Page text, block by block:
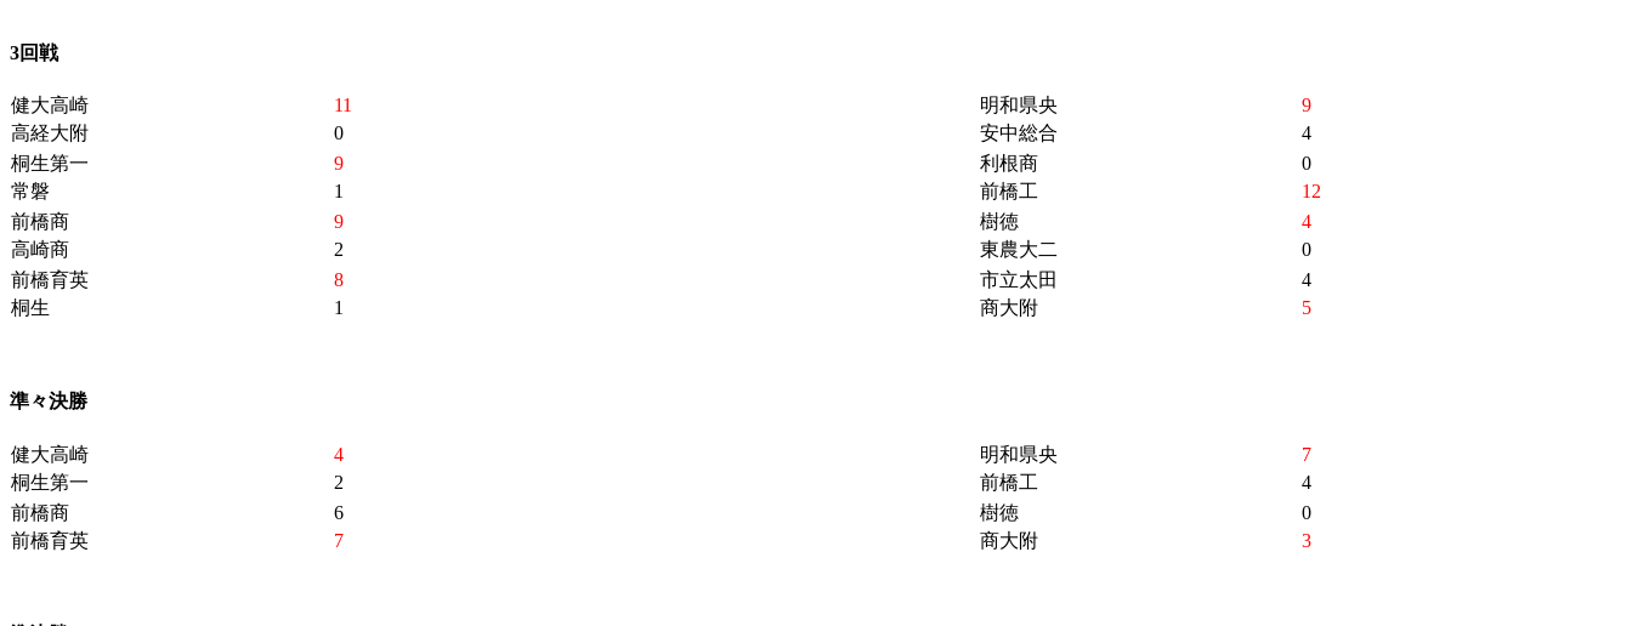
3回戦
健大高崎 11 明和県央
9
高経大附
0 安中総合
4
桐生第一
9 利根商
0
常磐
1 前橋工
12
前橋商
9 樹徳
4
高崎商
2 東農大二
0
前橋育英
8 市立太田
4
桐生
1 商大附 5
準々決勝
健大高崎 4 明和県央
7
桐生第一
2 前橋工
4
前橋商
6 樹徳
0
前橋育英
7 商大附 3